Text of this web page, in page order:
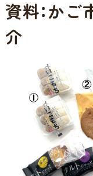
資料：か
介